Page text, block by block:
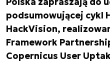
podsumowującej cykl
HackVision,
Framework
Copernicus User